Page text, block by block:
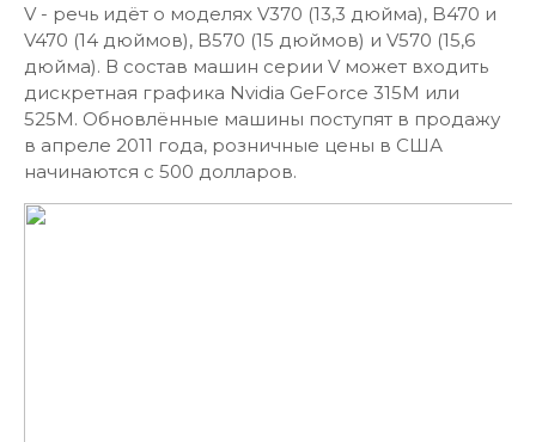
V - речь идёт о моделях V370 (13,3 дюйма), B470 и
V470 (14 дюймов), B570 (15 дюймов) и V570 (15,6
дюйма). В состав машин серии V может входить
дискретная графика Nvidia GeForce 315M или
525M. Обновлённые машины поступят в продажу
в апреле 2011 года, розничные цены в США
начинаются с 500 долларов.